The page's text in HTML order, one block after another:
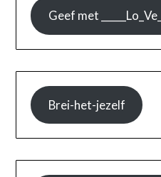
Geef met _____Lo_Ve__
Brei-het-jezelf